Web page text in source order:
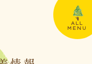
ALL
MENU